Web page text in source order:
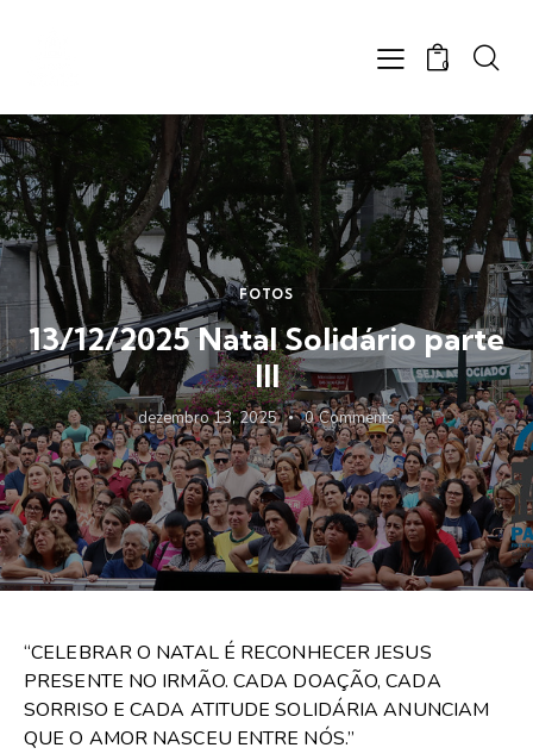
0
FOTOS
13/12/2025 Natal Solidário parte
III
dezembro 13, 2025 0 Comments
“CELEBRAR O NATAL É RECONHECER JESUS
PRESENTE NO IRMÃO. CADA DOAÇÃO, CADA
SORRISO E CADA ATITUDE SOLIDÁRIA ANUNCIAM
QUE O AMOR NASCEU ENTRE NÓS.”